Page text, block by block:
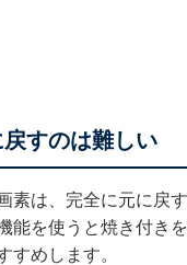
すのは難しい
素は、完全に元に戻
能を使うと焼き付き
すめします。